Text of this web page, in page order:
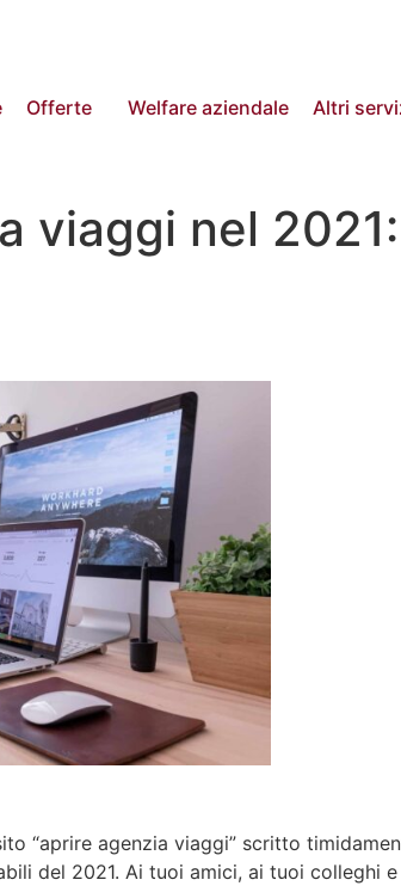
Offerte Welfare aziendale Altri
viaggi nel
“aprire agenzia viaggi” scritto
del 2021. Ai tuoi amici, ai tuoi